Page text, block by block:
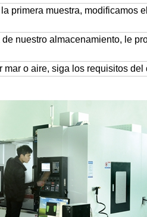
primera muestra, modificamos
nuestro almacenamiento, le
mar o aire, siga los requisitos del